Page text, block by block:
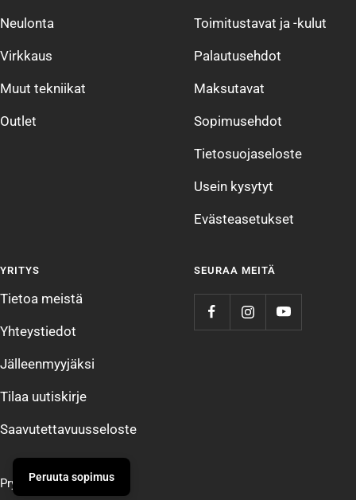
Neulonta
Virkkaus
Muut tekniikat
Outlet
Toimitustavat ja -kulut
Palautusehdot
Maksutavat
Sopimusehdot
Tietosuojaseloste
Usein kysytyt
Evästeasetukset
YRITYS
Tietoa meistä
Yhteystiedot
Jälleenmyyjäksi
Tilaa uutiskirje
Saavutettavuusseloste
SEURAA MEITÄ
Prym Peruuta sopimus